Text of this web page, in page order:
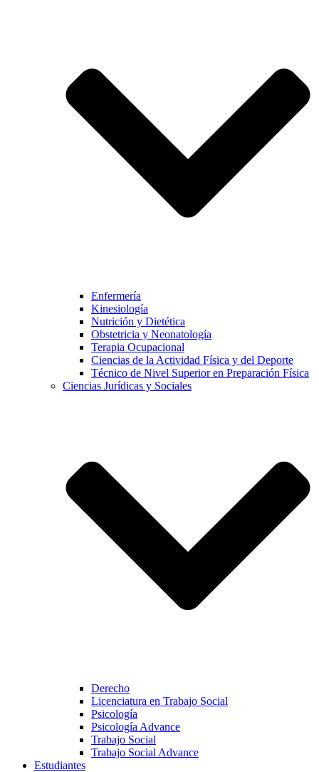
Enfermería
Kinesiología
Nutrición y Dietética
Obstetricia y Neonatología
Terapia Ocupacional
Ciencias de la Actividad Física y del Deporte
Técnico de Nivel Superior en Preparación Física
Ciencias Jurídicas y Sociales
Derecho
Licenciatura en Trabajo Social
Psicología
Psicología Advance
Trabajo Social
Trabajo Social Advance
Estudiantes